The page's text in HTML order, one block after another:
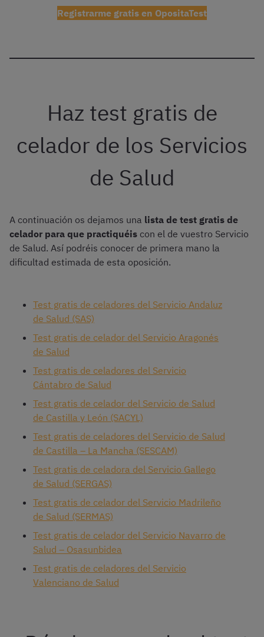
Registrarme gratis en OpositaTest
Haz test gratis de
celador de los Servicios
de Salud
A continuación os dejamos una lista de test gratis de
celador para que practiquéis con el de vuestro Servicio
de Salud. Así podréis conocer de primera mano la
dificultad estimada de esta oposición.
Test gratis de celadores del Servicio Andaluz
de Salud (SAS)
Test gratis de celador del Servicio Aragonés
de Salud
Test gratis de celadores del Servicio
Cántabro de Salud
Test gratis de celador del Servicio de Salud
de Castilla y León (SACYL)
Test gratis de celadores del Servicio de Salud
de Castilla – La Mancha (SESCAM)
Test gratis de celadora del Servicio Gallego
de Salud (SERGAS)
Test gratis de celador del Servicio Madrileño
de Salud (SERMAS)
Test gratis de celador del Servicio Navarro de
Salud – Osasunbidea
Test gratis de celadores del Servicio
Valenciano de Salud